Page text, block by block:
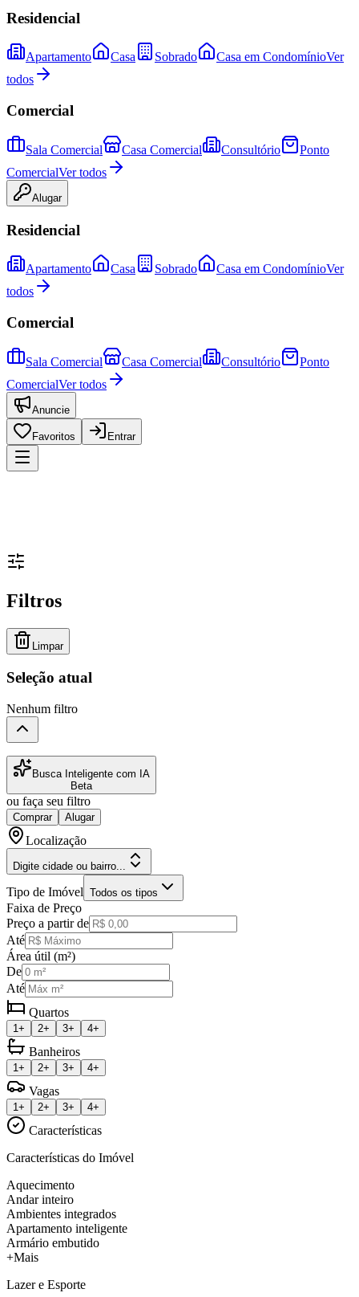
Residencial
Apartamento Casa Sobrado Casa em CondomínioVer
todos
Comercial
Sala Comercial Casa Comercial Consultório
Ponto
ComercialVer todos
Alugar
Residencial
Apartamento Casa Sobrado Casa em CondomínioVer
todos
Comercial
Sala Comercial Casa Comercial Consultório
Ponto
ComercialVer todos
Anuncie
Favoritos Entrar
Filtros
Limpar
Seleção atual
Nenhum filtro
Busca Inteligente com IA
Beta
ou faça seu filtro
Comprar Alugar
Localização
Digite cidade ou bairro...
Tipo de Imóvel Todos os tipos
Faixa de Preço
Preço a partir de
Até
Área útil (m²)
De
Até
Quartos
1+ 2+ 3+ 4+
Banheiros
1+ 2+ 3+ 4+
Vagas
1+ 2+ 3+ 4+
Características
Características do Imóvel
Aquecimento
Andar inteiro
Ambientes integrados
Apartamento inteligente
Armário embutido
+Mais
Lazer e Esporte